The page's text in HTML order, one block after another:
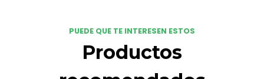
PUEDE QUE TE INTERESEN ESTOS
Productos